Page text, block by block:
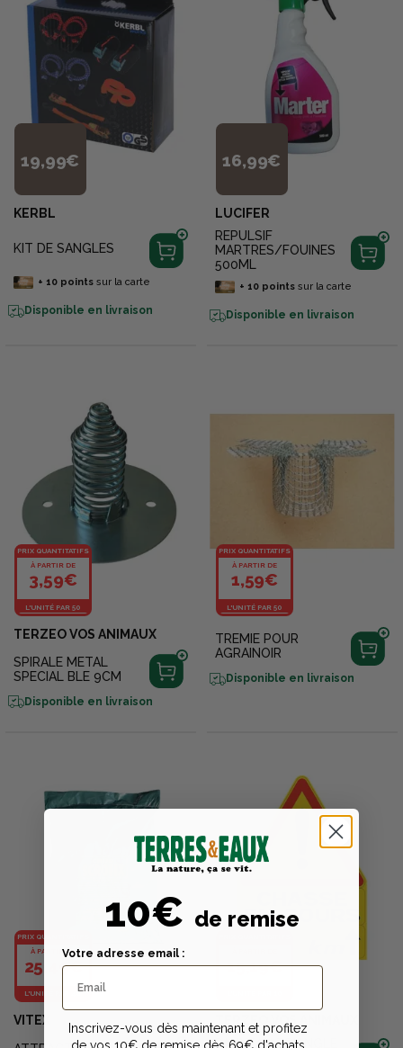
19,99€
KERBL
KIT DE SANGLES
+ 10pointssur la carte
Disponible en livraison
16,99€
LUCIFER
REPULSIF
MARTRES/FOUINES
500ML
+ 10pointssur la carte
Disponible en livraison
PRIX QUANTITATIFS
À PARTIR DE
3,59€
L'UNITÉ PAR 50
TERZEO VOS ANIMAUX
SPIRALE METAL
SPECIAL BLE 9CM
Disponible en livraison
PRIX QUANTITATIFS
À PARTIR DE
1,59€
L'UNITÉ PAR 50
TREMIE POUR
AGRAINOIR
Disponible en livraison
PRIX QUANTITATIFS
À PARTIR DE
25,49€
L'UNITÉ PAR 48
VITEX
15,19€
TERZEO VOS ANIMAUX
PANNEAU TRIANGLE
10€ de remise
Votre adresse email :
Inscrivez-vous dès maintenant et profitez